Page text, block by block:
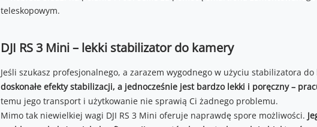
DJI RS 3 Mini – lekki stabilizator do kamery
Jeśli szukasz profesjonalnego, a zarazem wygodnego w użyciu stabilizatora do
doskonałe efekty stabilizacji, a jednocześnie jest bardzo lekki i poręczny –
temu jego transport i użytkowanie nie sprawią Ci żadnego problemu.
Mimo tak niewielkiej wagi DJI RS 3 Mini oferuje naprawdę spore możliwości.